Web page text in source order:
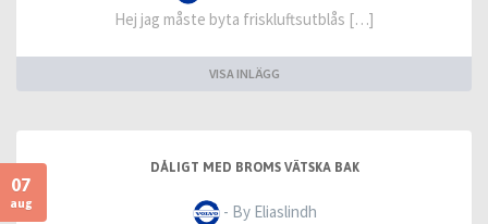
Hej jag måste byta friskluftsutblås […]
VISA INLÄGG
07
aug
DÅLIGT MED BROMS VÄTSKA BAK
- By Eliaslindh